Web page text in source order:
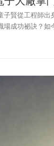
子賢從工程師出
場成功祕訣？如
忌？